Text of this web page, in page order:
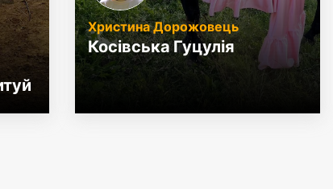
Христина Дорожовець
Косівська Гуцулія